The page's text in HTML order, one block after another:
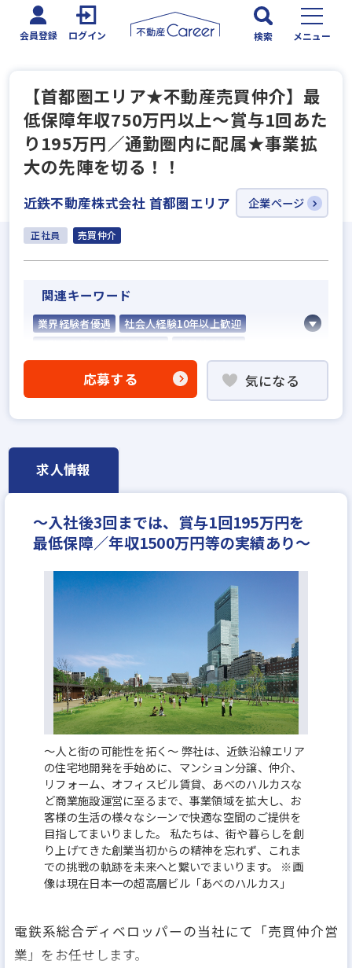
会員登録 ログイン 検索 メニュー
【首都圏エリア★不動産売買仲介】最
低保障年収750万円以上～賞与1回あた
り195万円／通勤圏内に配属★事業拡
大の先陣を切る！！
近鉄不動産株式会社 首都圏エリア 企業ページ
正社員 売買仲介
関連キーワード
業界経験者優遇
社会人経験10年以上歓迎
設立30年以上
宅建取引士歓迎
社宅・家賃補助あり
応募する 気になる
求人情報
～入社後3回までは、賞与1回195万円を
最低保障／年収1500万円等の実績あり～
〜人と街の可能性を拓く〜 弊社は、近鉄沿線エリア
の住宅地開発を手始めに、マンション分譲、仲介、
リフォーム、オフィスビル賃貸、あべのハルカスな
ど商業施設運営に至るまで、事業領域を拡大し、お
客様の生活の様々なシーンで快適な空間のご提供を
目指してまいりました。 私たちは、街や暮らしを創
り上げてきた創業当初からの精神を忘れず、これま
での挑戦の軌跡を未来へと繋いでまいります。 ※画
像は現在日本一の超高層ビル「あべのハルカス」
電鉄系総合ディベロッパーの当社にて「売買仲介営
業」をお任せします。